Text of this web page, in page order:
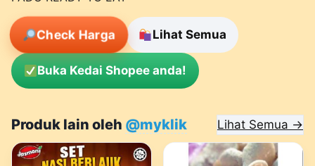
Check Harga Lihat Semua
Buka Kedai Shopee anda!
Produk lain oleh @myklik Lihat Semua →